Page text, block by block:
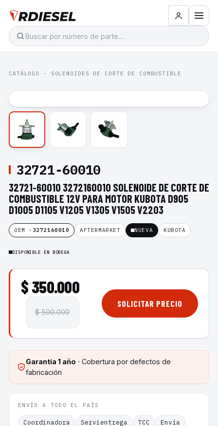
CATÁLOGO · SOLENOIDES DE CORTE DE COMBUSTIBLE
32721-60010
32721-60010 3272160010 SOLENOIDE DE CORTE DE
COMBUSTIBLE 12V PARA MOTOR KUBOTA D905
D1005 D1105 V1205 V1305 V1505 V2203
OEM · 3272160010 AFTERMARKET NUEVA KUBOTA
DISPONIBLE EN BODEGA
$ 350.000
$ 500.000
SOLICITAR PRECIO
Garantía 1 año · Cobertura por defectos de
fabricación
ENVÍO A TODO EL PAÍS
Coordinadora Servientrega TCC Envía